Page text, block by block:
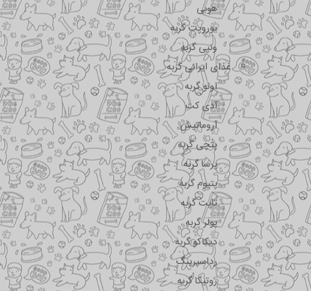
هوبی
یوروپت گربه
ونپی گربه
غذای ایرانی گربه
اونو گربه
آدی کت
آروماتیش
پتچی گربه
پرسا گربه
پتیوم گربه
تاپت گربه
پولر گربه
دیکاکو گربه
رداسپرینگ
روتیکا گربه